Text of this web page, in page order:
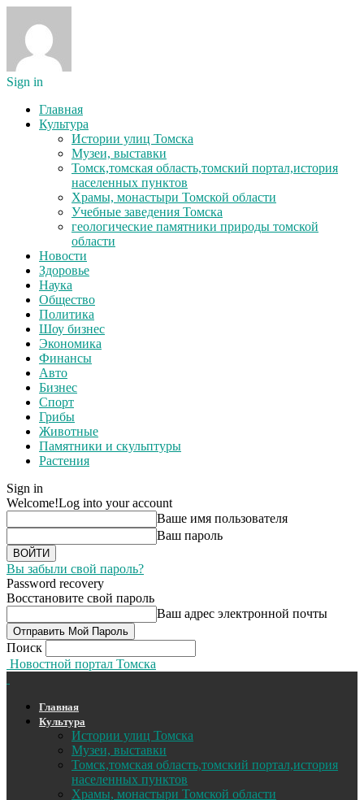
Sign in
Главная
Культура
Истории улиц Томска
Музеи, выставки
Томск,томская область,томский портал,история
населенных пунктов
Храмы, монастыри Томской области
Учебные заведения Томска
геологические памятники природы томской
области
Новости
Здоровье
Наука
Общество
Политика
Шоу бизнес
Экономика
Финансы
Авто
Бизнес
Спорт
Грибы
Животные
Памятники и скульптуры
Растения
Sign in
Welcome!Log into your account
Ваше имя пользователя
Ваш пароль
Вы забыли свой пароль?
Password recovery
Восстановите свой пароль
Ваш адрес электронной почты
Поиск
Новостной портал Томска
Главная
Культура
Истории улиц Томска
Музеи, выставки
Томск,томская область,томский портал,история
населенных пунктов
Храмы, монастыри Томской области